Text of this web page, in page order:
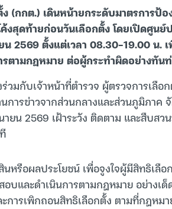
(กกต.) เดินหน้ายกระดับมาตรการป้
งสุดท้ายก่อนวันเลือกตั้ง โดยเปิดศูน
2569 ตั้งแต่เวลา 08.30-19.00 น.
รตามกฎหมาย ต่อผู้กระทำผิดอย่างทัน
มกับเจ้าหน้าที่ตำรวจ ผู้ตรวจการเลือ
การข่าวจากส่วนกลางและส่วนภูมิภาค
ยน 2569 เฝ้าระวัง ติดตาม และสืบส
นหรือผลประโยชน์ เพื่อจูงใจผู้มีสิทธิเลื
บและดำเนินการตามกฎหมาย อย่างเ
การเพิกถอนสิทธิเลือกตั้ง ตามที่กฎหม